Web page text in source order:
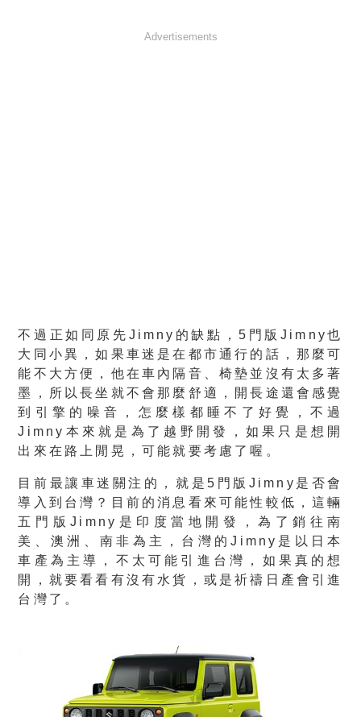
Advertisements
不過正如同原先Jimny的缺點，5門版Jimny也
大同小異，如果車迷是在都市通行的話，那麼可
能不大方便，他在車內隔音、椅墊並沒有太多著
墨，所以長坐就不會那麼舒適，開長途還會感覺
到引擎的噪音，怎麼樣都睡不了好覺，不過
Jimny本來就是為了越野開發，如果只是想開
出來在路上閒晃，可能就要考慮了喔。
目前最讓車迷關注的，就是5門版Jimny是否會
導入到台灣？目前的消息看來可能性較低，這輛
五門版Jimny是印度當地開發，為了銷往南
美、澳洲、南非為主，台灣的Jimny是以日本
車產為主導，不太可能引進台灣，如果真的想
開，就要看看有沒有水貨，或是祈禱日產會引進
台灣了。